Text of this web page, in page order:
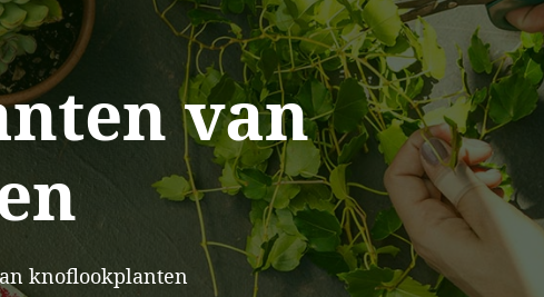
van
knoflookplanten